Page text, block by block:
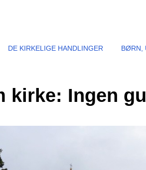
DE KIRKELIGE HANDLINGER BØRN,
kirke: Ingen